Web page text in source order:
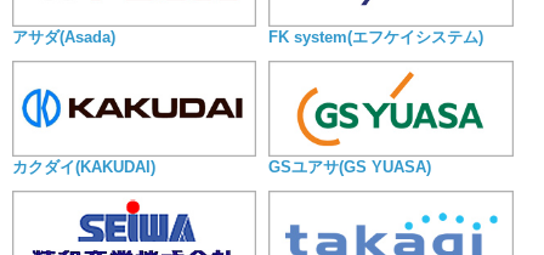
アサダ(Asada) FK system(エフケイシステム)
カクダイ(KAKUDAI) GSユアサ(GS YUASA)